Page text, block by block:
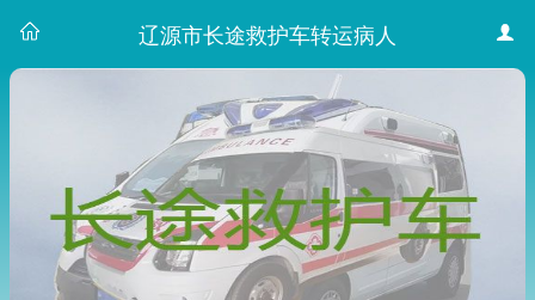
辽源市长途救护车转运病人